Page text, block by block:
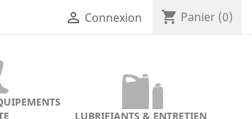
 Connexion shopping_cart Panier (0)
LUBRIFIANTS & ENTRETIEN